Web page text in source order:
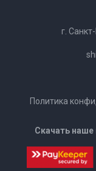
г.
Политика
Скачать наше